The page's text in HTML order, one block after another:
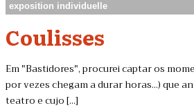
exposition individuelle
Coulisses
Em "Bastidores", procurei captar os
por vezes chegam a durar horas...) que
teatro e cujo [...]